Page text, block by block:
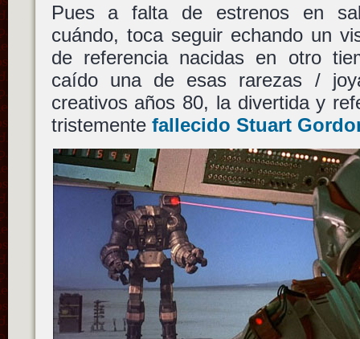
Pues a falta de estrenos en
cuándo, toca seguir echando un
de referencia nacidas en otro
caído una de esas rarezas /
creativos años 80, la divertida y
tristemente fallecido Stuart